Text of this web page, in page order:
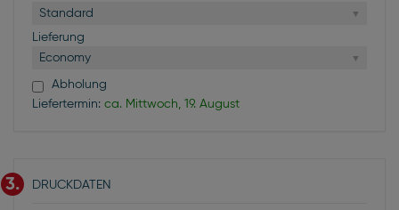
Standard
Lieferung
Economy
Abholung
Liefertermin: ca. Mittwoch, 19. August
3. DRUCKDATEN